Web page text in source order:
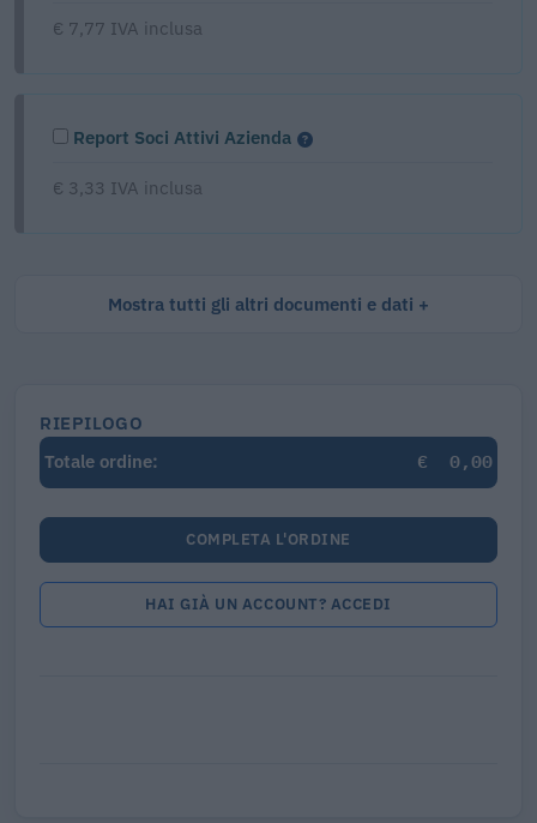
€ 7,77 IVA inclusa
Report Soci Attivi Azienda
€ 3,33 IVA inclusa
Mostra tutti gli altri documenti e dati
RIEPILOGO
Totale ordine:
€ 0,00
COMPLETA L'ORDINE
HAI GIÀ UN ACCOUNT? ACCEDI